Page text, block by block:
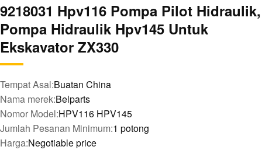
9218031 Hpv116 Pompa Pilot Hidraulik,
Pompa Hidraulik Hpv145 Untuk
Ekskavator ZX330
Tempat Asal:Buatan China
Nama merek:Belparts
Nomor Model:HPV116 HPV145
Jumlah Pesanan Minimum:1 potong
Harga:Negotiable price